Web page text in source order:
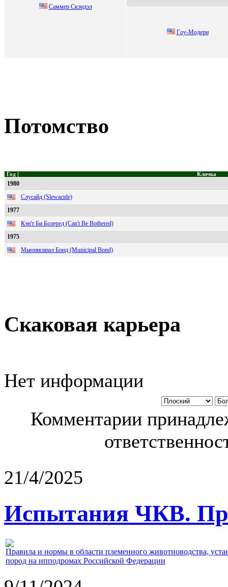
Сaммер Скэндэл
Гoу-Мoдеpн
Потомство
Год Кличка
1980
Слусайд (Slewacide)
1977
Кэн'т Би Бозеред (Can't Be Bothered)
1975
Мьюнисипал Бонд (Municipal Bond)
Скаковая карьера
Нет информации
Комментарии
21/4/2025
Испытания ЧКВ.
Правила и нормы в области племенного животноводства,
пород на ипподромах Российской Федерации